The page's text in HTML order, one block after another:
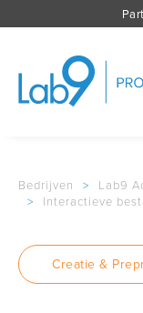
Bedrijven > Lab9
>
Interactieve
Creatie &